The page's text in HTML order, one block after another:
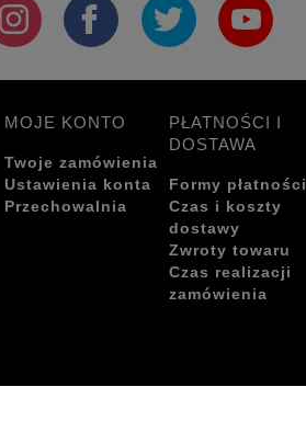
MOJE KONTO
Twoje zamówienia
Ustawienia konta
Przechowalnia
PŁATNOŚCI I
DOSTAWA
Formy płatności
Czas i koszty
dostawy
Zwroty towaru
Czas realizacji
zamówienia